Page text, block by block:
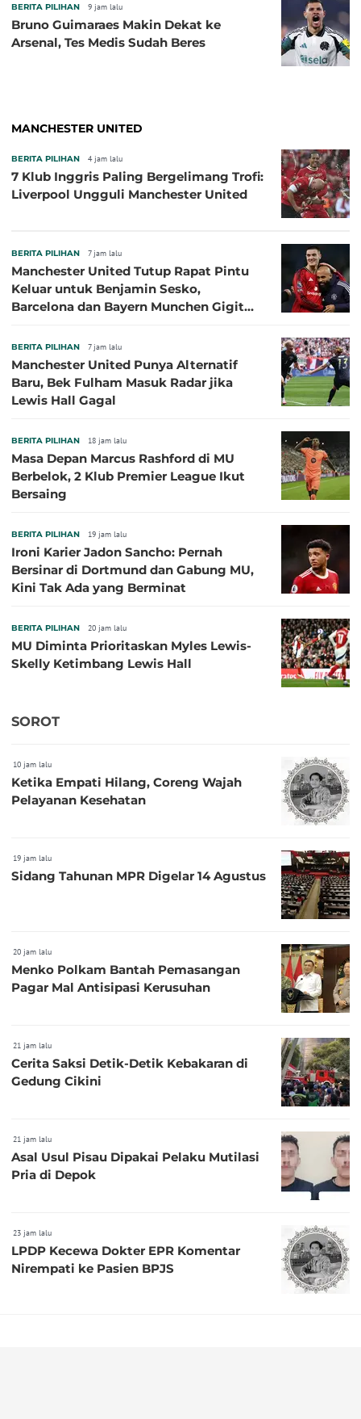
BERITA PILIHAN 9 jam lalu
Bruno Guimaraes Makin Dekat ke
Arsenal, Tes Medis Sudah Beres
MANCHESTER UNITED
BERITA PILIHAN 4 jam lalu
7 Klub Inggris Paling Bergelimang Trofi:
Liverpool Ungguli Manchester United
BERITA PILIHAN 7 jam lalu
Manchester United Tutup Rapat Pintu
Keluar untuk Benjamin Sesko,
Barcelona dan Bayern Munchen Gigit
BERITA PILIHAN 7 jam lalu
Manchester United Punya Alternatif
Baru, Bek Fulham Masuk Radar jika
Lewis Hall Gagal
BERITA PILIHAN 18 jam lalu
Masa Depan Marcus Rashford di MU
Berbelok, 2 Klub Premier League Ikut
Bersaing
BERITA PILIHAN 19 jam lalu
Ironi Karier Jadon Sancho: Pernah
Bersinar di Dortmund dan Gabung MU,
Kini Tak Ada yang Berminat
BERITA PILIHAN 20 jam lalu
MU Diminta Prioritaskan Myles Lewis-
Skelly Ketimbang Lewis Hall
SOROT
10 jam lalu
Ketika Empati Hilang, Coreng Wajah
Pelayanan Kesehatan
19 jam lalu
Sidang Tahunan MPR Digelar 14 Agustus
20 jam lalu
Menko Polkam Bantah Pemasangan
Pagar Mal Antisipasi Kerusuhan
21 jam lalu
Cerita Saksi Detik-Detik Kebakaran di
Gedung Cikini
21 jam lalu
Asal Usul Pisau Dipakai Pelaku Mutilasi
Pria di Depok
23 jam lalu
LPDP Kecewa Dokter EPR Komentar
Nirempati ke Pasien BPJS